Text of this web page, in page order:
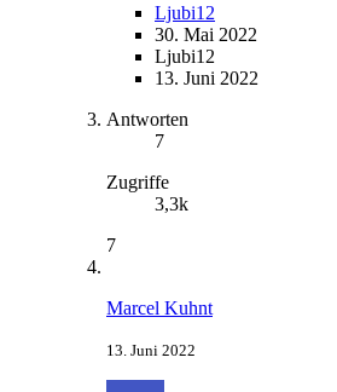
Ljubi12
30. Mai 2022
Ljubi12
13. Juni 2022
Antworten
7
Zugriffe
3,3k
7
Marcel Kuhnt
13. Juni 2022